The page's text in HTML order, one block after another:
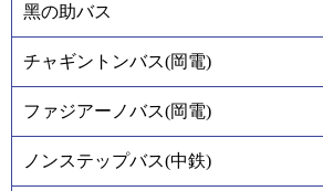
黑の助バス
チャギントンバス(岡電)
ファジアーノバス(岡電)
ノンステップバス(中鉄)